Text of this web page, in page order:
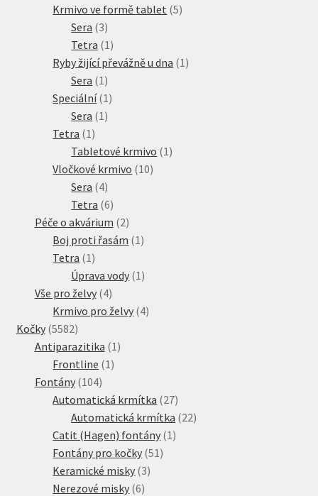
produkty
Krmivo ve formě tablet 55
Sera 33
produkty
Tetra 1 1
produkt
Ryby žijící převážně u dna 1 1
Sera 1 1
produkt
Speciální 1 1
Sera 1 1
Tetra 1 1
produkt
Tabletové krmivo 1 1
Vločkové krmivo 1010
Sera 44
produkty
Tetra 66
produktů
Péče o akvárium 22
produkty
Boj proti řasám 1 1
Tetra 1 1
produkt
Úprava vody 1 1
Vše pro želvy 44
produkty
Krmivo pro želvy 44
Kočky 55825582
produktů
Antiparazitika 1 1
Frontline 1 1
Fontány 104104
produktů
Automatická krmítka 2727
produktů
Automatická krmítka 2222
Catit (Hagen) fontány 1 1
Fontány pro kočky 51 51
Keramické misky 33
Nerezové misky 66